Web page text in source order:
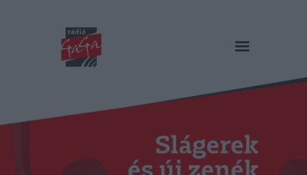
RÁDIÓ GAGA
Műsorok
Duma Duba